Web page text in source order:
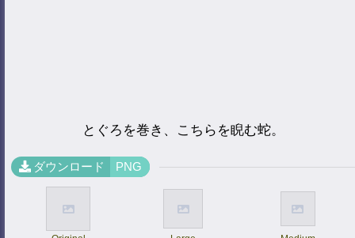
とぐろを巻き、こちらを睨む蛇。
ダウンロード PNG